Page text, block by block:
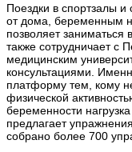
Поездки в спортзалы
от дома, беременным
позволяет
также сотрудничает с
медицинским
консультациями.
платформу тем, кому
физической
беременности
предлагает
собрано более 700